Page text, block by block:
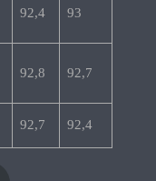
92,4 93
92,8 92,7
92,7 92,4